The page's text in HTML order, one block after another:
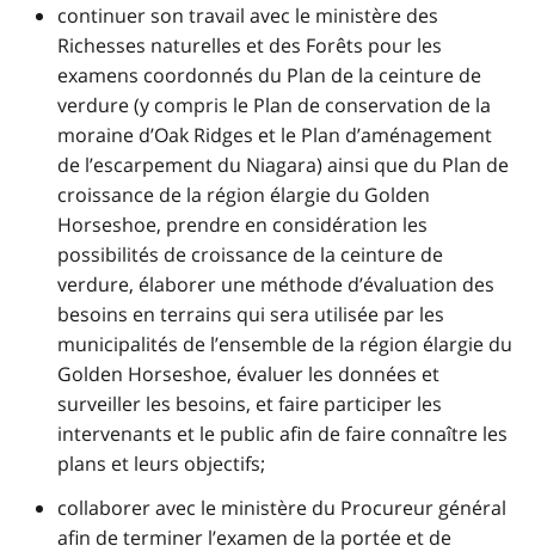
continuer son travail avec le ministère des
Richesses naturelles et des Forêts pour les
examens coordonnés du Plan de la ceinture de
verdure (y compris le Plan de conservation de la
moraine d’Oak Ridges et le Plan d’aménagement
de l’escarpement du Niagara) ainsi que du Plan de
croissance de la région élargie du Golden
Horseshoe, prendre en considération les
possibilités de croissance de la ceinture de
verdure, élaborer une méthode d’évaluation des
besoins en terrains qui sera utilisée par les
municipalités de l’ensemble de la région élargie du
Golden Horseshoe, évaluer les données et
surveiller les besoins, et faire participer les
intervenants et le public afin de faire connaître les
plans et leurs objectifs;
collaborer avec le ministère du Procureur général
afin de terminer l’examen de la portée et de